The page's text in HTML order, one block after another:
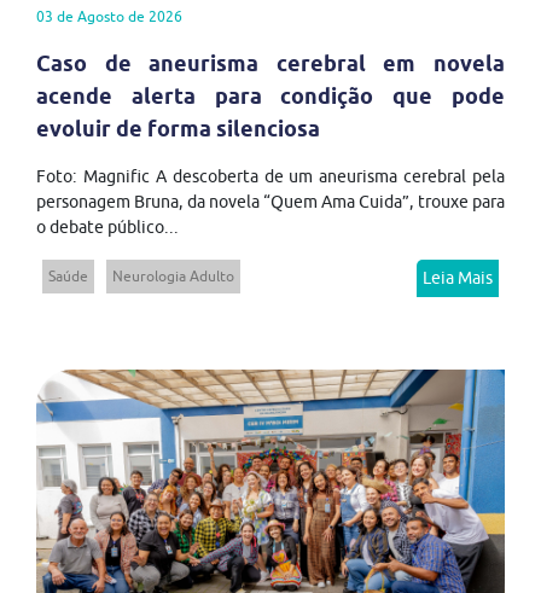
03 de Agosto de 2026
Caso de aneurisma cerebral em novela
acende alerta para condição que pode
evoluir de forma silenciosa
Foto: Magnific A descoberta de um aneurisma cerebral pela
personagem Bruna, da novela “Quem Ama Cuida”, trouxe para
o debate público...
Saúde Neurologia Adulto Leia Mais